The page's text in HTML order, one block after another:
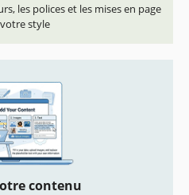
les polices et les mises en page
style
contenu